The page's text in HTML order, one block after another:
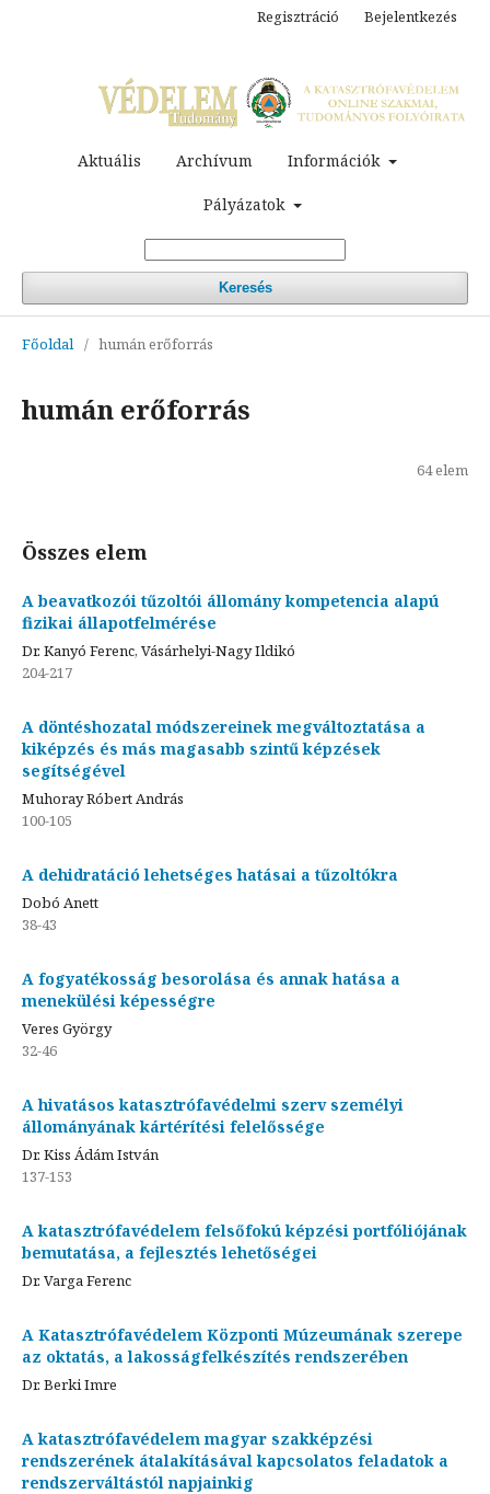
Aktuális Archívum Információk
Pályázatok
Keresés
Regisztráció Bejelentkezés
Főoldal / humán erőforrás
humán erőforrás
64 elem
Összes elem
A beavatkozói tűzoltói állomány kompetencia alapú
fizikai állapotfelmérése
Dr. Kanyó Ferenc, Vásárhelyi-Nagy Ildikó
204-217
A döntéshozatal módszereinek megváltoztatása a
kiképzés és más magasabb szintű képzések
segítségével
Muhoray Róbert András
100-105
A dehidratáció lehetséges hatásai a tűzoltókra
Dobó Anett
38-43
A fogyatékosság besorolása és annak hatása a
menekülési képességre
Veres György
32-46
A hivatásos katasztrófavédelmi szerv személyi
állományának kártérítési felelőssége
Dr. Kiss Ádám István
137-153
A katasztrófavédelem felsőfokú képzési portfóliójának
bemutatása, a fejlesztés lehetőségei
Dr. Varga Ferenc
A Katasztrófavédelem Központi Múzeumának szerepe
az oktatás, a lakosságfelkészítés rendszerében
Dr. Berki Imre
A katasztrófavédelem magyar szakképzési
rendszerének átalakításával kapcsolatos feladatok a
rendszerváltástól napjainkig